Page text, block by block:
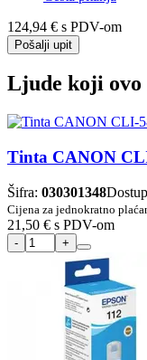
124,94 € s PDV-om
Pošalji upit
Ljude koji ovo
Tinta CANON
Šifra: 030301348
Cijena za jednokratno
21,50 € s PDV-om